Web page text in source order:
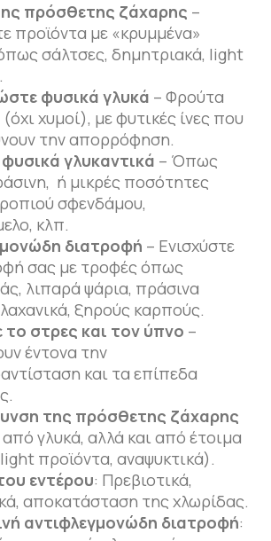
πρόσθετης ζάχαρης –
προϊόντα με «κρυμμένα»
σάλτσες, δημητριακά, light
φυσικά γλυκά – Φρούτα
χυμοί), με φυτικές ίνες που
την απορρόφηση.
γλυκαντικά – Όπως
ή μικρές ποσότητες
σφενδάμου,
κλπ.
διατροφή – Ενισχύστε
σας με τροφές όπως
λιπαρά ψάρια, πράσινα
ξηρούς καρπούς.
το στρες και τον ύπνο –
έντονα την
και τα επίπεδα
της πρόσθετης ζάχαρης
γλυκά, αλλά και από έτοιμα
προϊόντα, αναψυκτικά).
εντέρου: Πρεβιοτικά,
αποκατάσταση της χλωρίδας.
αντιφλεγμονώδη διατροφή: